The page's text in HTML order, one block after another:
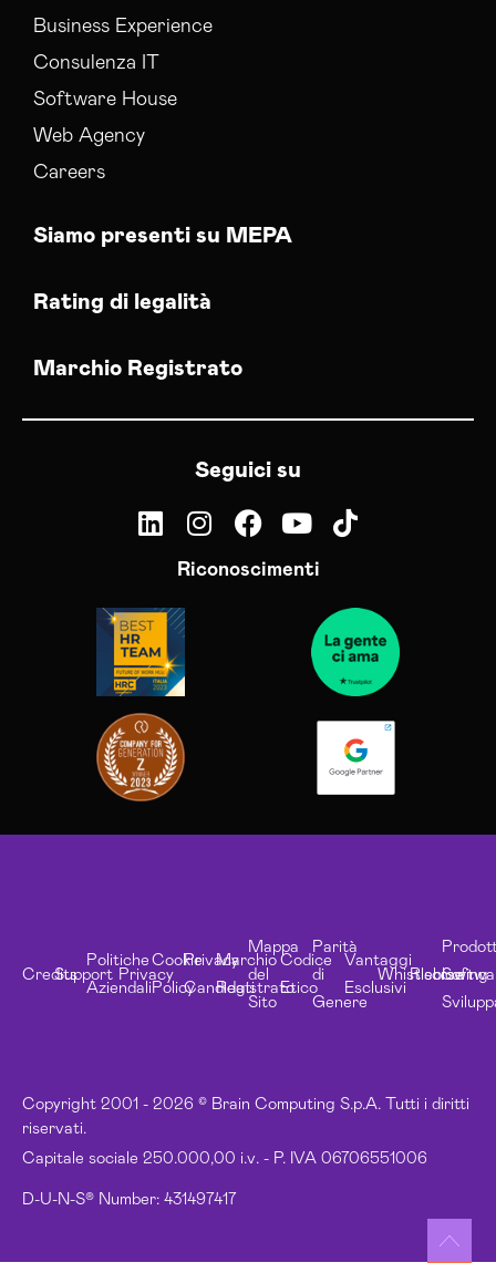
Business Experience
Consulenza IT
Software House
Web Agency
Careers
Siamo presenti su MEPA
Rating di legalità
Marchio Registrato
Seguici su
Riconoscimenti
Copyright 2001 - 2026 © Brain Computing S.p.A. Tutti i diritti
riservati.
Capitale sociale 250.000,00 i.v. - P. IVA 06706551006
D-U-N-S® Number: 431497417
CreditsSupport
Politiche
Aziendali
Privacy
Cookie
Policy
Privacy
Candidati
Marchio
Registrato
Mappa
del
Sito
Codice
Etico
Parità
di
Genere
Vantaggi
Esclusivi
Whistleblowing
Risorse